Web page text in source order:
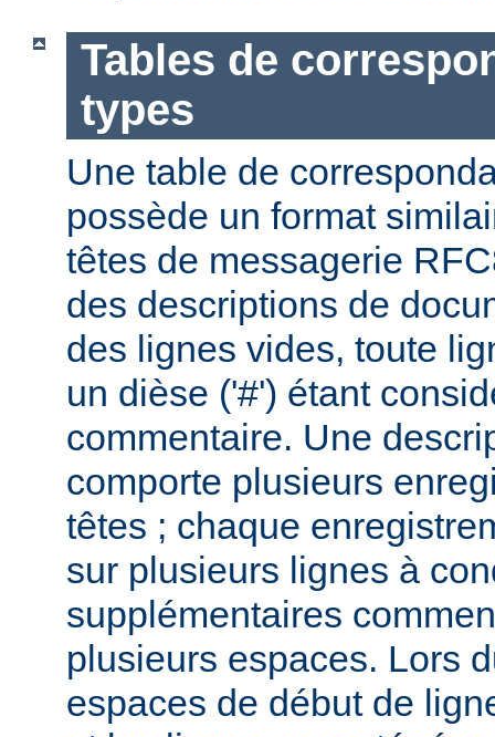
Tables de
types
Une table de
possède un format
têtes de messagerie
des descriptions de
des lignes vides, toute
un dièse ('#') étant
commentaire. Une
comporte plusieurs
têtes ; chaque
sur plusieurs lignes à
supplémentaires
plusieurs espaces. Lors
espaces de début de